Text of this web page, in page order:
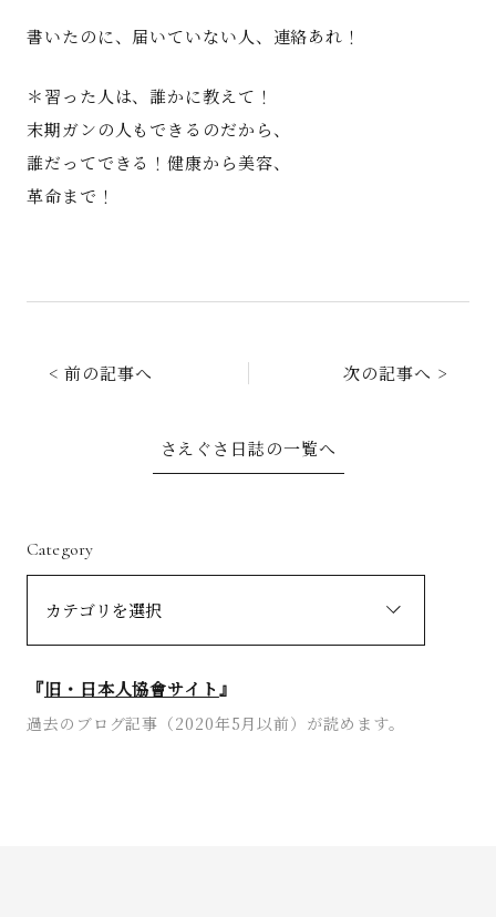
書いたのに、届いていない人、連絡あれ！
＊習った人は、誰かに教えて！
末期ガンの人もできるのだから、
誰だってできる！健康から美容、
革命まで！
< 前の記事へ 次の記事へ >
さえぐさ日誌の一覧へ
Category
『旧・日本人協會サイト』
過去のブログ記事（2020年5月以前）が読めます。